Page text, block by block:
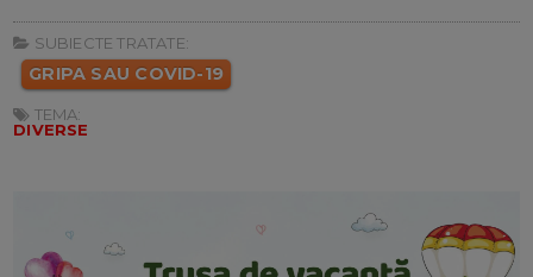
SUBIECTE TRATATE:
GRIPA SAU COVID-19
TEMA:
DIVERSE